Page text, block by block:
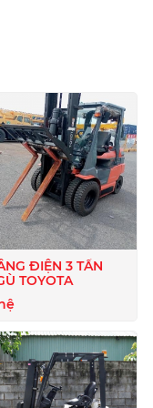
ĐIỆN 3 TẤN
TOYOTA